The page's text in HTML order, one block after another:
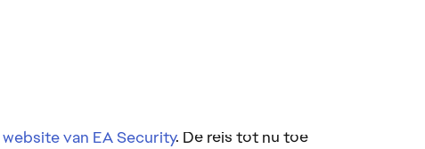
website van EA Security. De reis tot nu toe